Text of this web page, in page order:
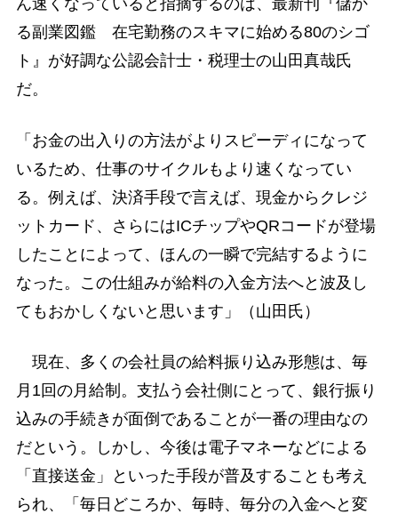
ん速くなっていると指摘するのは、最新刊『儲か
る副業図鑑 在宅勤務のスキマに始める80のシゴ
ト』が好調な公認会計士・税理士の山田真哉氏
だ。
「お金の出入りの方法がよりスピーディになって
いるため、仕事のサイクルもより速くなってい
る。例えば、決済手段で言えば、現金からクレジ
ットカード、さらにはICチップやQRコードが登場
したことによって、ほんの一瞬で完結するように
なった。この仕組みが給料の入金方法へと波及し
てもおかしくないと思います」（山田氏）
現在、多くの会社員の給料振り込み形態は、毎
月1回の月給制。支払う会社側にとって、銀行振り
込みの手続きが面倒であることが一番の理由なの
だという。しかし、今後は電子マネーなどによる
「直接送金」といった手段が普及することも考え
られ、「毎日どころか、毎時、毎分の入金へと変